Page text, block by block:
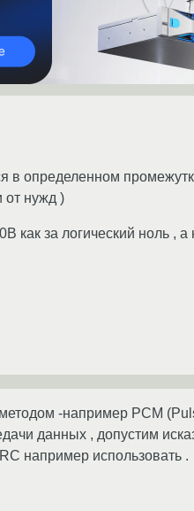
в определенном
от нужд )
за логический ноль , а
-например PCM
данных , допустим
например использовать .